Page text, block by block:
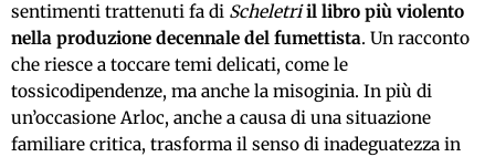
sentimenti trattenuti fa di Scheletri il libro più violento
nella produzione decennale del fumettista. Un racconto
che riesce a toccare temi delicati, come le
tossicodipendenze, ma anche la misoginia. In più di
un’occasione Arloc, anche a causa di una situazione
familiare critica, trasforma il senso di inadeguatezza in